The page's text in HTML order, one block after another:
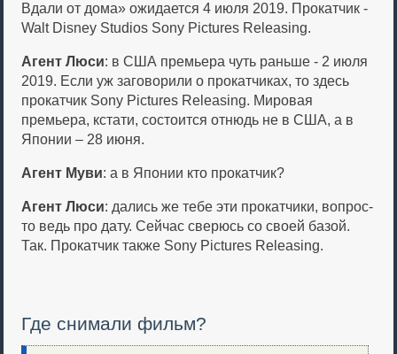
Вдали от дома» ожидается 4 июля 2019. Прокатчик -
Walt Disney Studios Sony Pictures Releasing.
Агент Люси: в США премьера чуть раньше - 2 июля
2019. Если уж заговорили о прокатчиках, то здесь
прокатчик Sony Pictures Releasing. Мировая
премьера, кстати, состоится отнюдь не в США, а в
Японии – 28 июня.
Агент Муви: а в Японии кто прокатчик?
Агент Люси: дались же тебе эти прокатчики, вопрос-
то ведь про дату. Сейчас сверюсь со своей базой.
Так. Прокатчик также Sony Pictures Releasing.
Где снимали фильм?